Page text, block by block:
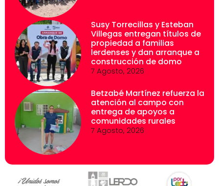
Susy Torrecillas y Esteban
Villegas entregan títulos de
propiedad a familias
lerdenses y dan arranque a
construcción de domo
7 Agosto, 2026
Betzabé Martínez refuerza la
atención al campo con
entrega de apoyos a
comunidades rurales
7 Agosto, 2026